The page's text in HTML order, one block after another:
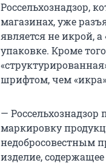
Россельхознадзор,
магазинах, уже
является не икрой,
упаковке. Кроме
шрифтом, чем
—
маркировку
недобросовестным
изделие,